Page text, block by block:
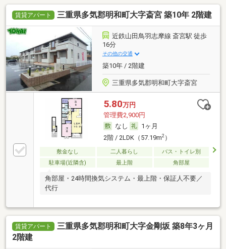
賃貸アパート 三重県多気郡明和町大字斎宮 築10年 2階建
近鉄山田鳥羽志摩線 斎宮駅 徒歩
16分
その他の交通
築10年 / 2階建
三重県多気郡明和町大字斎宮
5.80万円
管理費2,900円
なし
1ヶ月
2階 / 2LDK（57.19m2）
敷金なし 二人暮らし
バス・トイレ別
駐車場(近隣含)
最上階 角部屋
角部屋・24時間換気システム・最上階・保証人不要／
代行
賃貸アパート
三重県多気郡明和町大字金剛坂 築8年3ヶ月
2階建